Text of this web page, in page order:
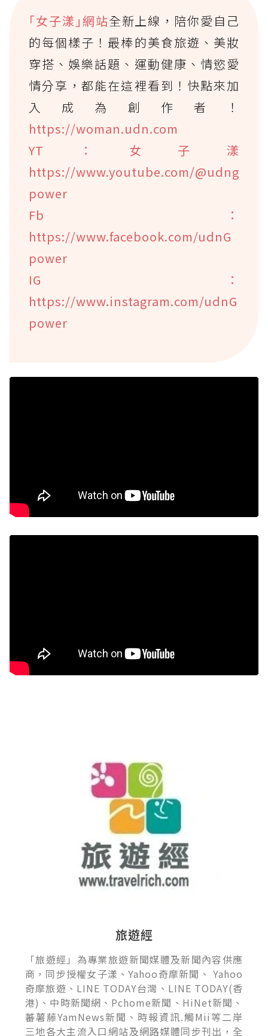
｢女子漾｣網站全新上線，陪你愛自己
的每個樣子！最棒的美食旅遊、美妝
穿搭、娛樂話題、運動健康、情慾愛
情分享，都能在這裡看到！快點來加
入成為創作者！
https://woman.udn.com
YT：女子漾
https://www.youtube.com/@udng
power
Fb：
https://www.facebook.com/udnG
power
IG：
https://www.instagram.com/udnG
power
旅遊經
「旅遊經」為專業旅遊新聞媒體及新聞內容供應
商，同步授權女子漾、Yahoo奇摩新聞、 Yahoo
奇摩旅遊、LINE TODAY台灣、LINE TODAY(香
港)、中時新聞網、Pchome新聞、HiNet新聞、
蕃薯藤YamNews新聞、時報資訊.觸Mii等二岸
三地各大主流入口網站及網路媒體同步刊出，全